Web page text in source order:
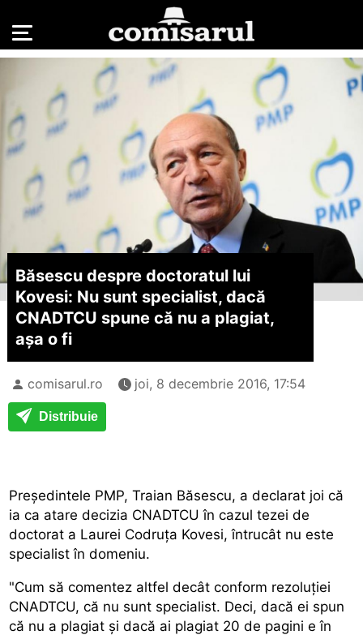
Băsescu despre doctoratul lui
Kovesi: Nu sunt specialist, dacă
CNADTCU spune că nu a plagiat,
așa o fi
comisarul.ro joi, 8 decembrie 2016, 17:54
Distribuie
Președintele PMP, Traian Băsescu, a declarat joi că
ia ca atare decizia CNADTCU în cazul tezei de
doctorat a Laurei Codruța Kovesi, întrucât nu este
specialist în domeniu.
"Cum să comentez altfel decât conform rezoluției
CNADTCU, că nu sunt specialist. Deci, dacă ei spun
că nu a plagiat și dacă ai plagiat 20 de pagini e în